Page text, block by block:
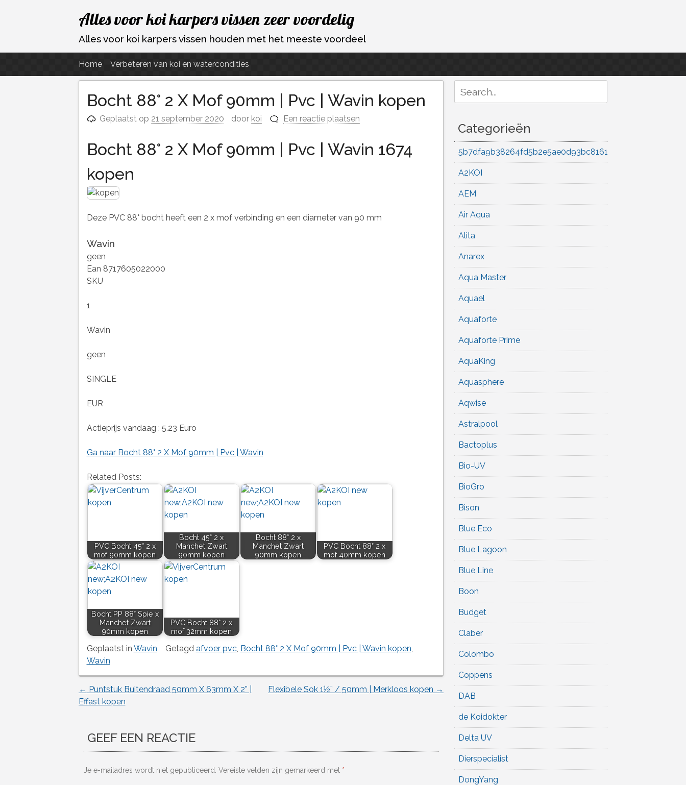
Ga
naar
de
Alles voor koi karpers vissen zeer voordelig
Alles voor koi karpers vissen houden met het meeste voordeel
Home Verbeteren van koi en watercondities
Bocht 88° 2 X Mof 90mm | Pvc | Wavin kopen
Geplaatst op 21 september 2020 door koi Een reactie plaatsen
Bocht 88° 2 X Mof 90mm | Pvc | Wavin 1674
kopen
Deze PVC 88° bocht heeft een 2 x mof verbinding en een diameter van 90 mm
Wavin
geen
Ean 8717605022000
SKU
1
Wavin
geen
SINGLE
EUR
Actieprijs vandaag : 5.23 Euro
Ga naar Bocht 88° 2 X Mof 90mm | Pvc | Wavin
Related Posts:
PVC Bocht 45° 2 x
mof 90mm kopen
Bocht 45° 2 x
Manchet Zwart
90mm kopen
Bocht 88° 2 x
Manchet Zwart
90mm kopen
PVC Bocht 88° 2 x
mof 40mm kopen
Bocht PP 88° Spie x
Manchet Zwart
90mm kopen
PVC Bocht 88° 2 x
mof 32mm kopen
Geplaatst in Wavin Getagd afvoer pvc, Bocht 88° 2 X Mof 90mm | Pvc | Wavin kopen,
Wavin
Berichtnavigatie
← Puntstuk Buitendraad 50mm X 63mm X 2” |
Effast kopen
Flexibele Sok 1½” / 50mm | Merkloos kopen →
GEEF EEN REACTIE
Je e-mailadres wordt niet gepubliceerd. Vereiste velden zijn gemarkeerd met *
for:
Categorieën
5b7dfa9b38264fd5b2e5ae0d93bc8161
A2KOI
AEM
Air Aqua
Alita
Anarex
Aqua Master
Aquael
Aquaforte
Aquaforte Prime
AquaKing
Aquasphere
Aqwise
Astralpool
Bactoplus
Bio-UV
BioGro
Bison
Blue Eco
Blue Lagoon
Blue Line
Boon
Budget
Claber
Colombo
Coppens
DAB
de Koidokter
Delta UV
Dierspecialist
DongYang